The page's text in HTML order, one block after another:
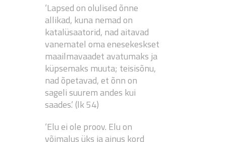
‘Lapsed on olulised õnne
allikad, kuna nemad on
katalüsaatorid, nad aitavad
vanematel oma enesekeskset
maailmavaadet avatumaks ja
küpsemaks muuta; teisisõnu,
nad õpetavad, et õnn on
sageli suurem andes kui
saades.’ (lk 54)
‘Elu ei ole proov. Elu on
võimalus üks ja ainus kord